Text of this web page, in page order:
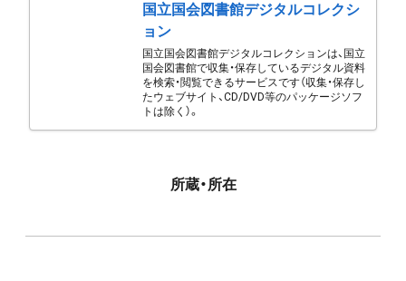
国立国会図書館デジタルコレクシ
ョン
国立国会図書館デジタルコレクションは、国立
国会図書館で収集・保存しているデジタル資料
を検索・閲覧できるサービスです（収集・保存し
たウェブサイト、CD/DVD等のパッケージソフ
トは除く）。
所蔵・所在